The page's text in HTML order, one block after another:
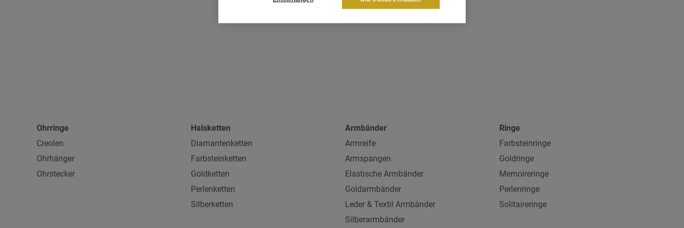
Ohrringe
Creolen
Ohrhänger
Ohrstecker
Halsketten
Diamantenketten
Farbsteinketten
Goldketten
Perlenketten
Silberketten
Armbänder
Armreife
Armspangen
Elastische Armbänder
Goldarmbänder
Leder & Textil Armbänder
Silberarmbänder
Ringe
Farbsteinringe
Goldringe
Memoireringe
Perlenringe
Solitaireringe